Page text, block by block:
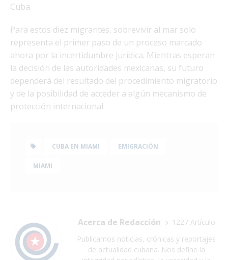
Cuba.
Para estos diez migrantes, sobrevivir al mar solo
representa el primer paso de un proceso marcado
ahora por la incertidumbre jurídica. Mientras esperan
la decisión de las autoridades mexicanas, su futuro
dependerá del resultado del procedimiento migratorio
y de la posibilidad de acceder a algún mecanismo de
protección internacional.
CUBA EN MIAMI EMIGRACIÓN
MIAMI
Acerca de Redacción
1227 Artículo
Publicamos noticias, crónicas y reportajes
de actualidad cubana. Nos define la